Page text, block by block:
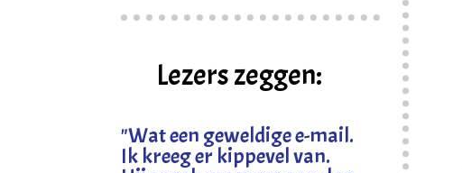
Lezers zeggen:
"Wat een geweldige e-mail.
Ik kreeg er kippevel van.